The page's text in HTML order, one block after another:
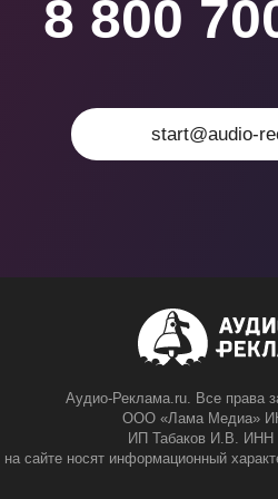
8 800
start@audio-
Аудио-Реклама.ru. Все права
ООО «Лама Медиа»
ИП Табаков И.В. ИНН
сайте носят информационный